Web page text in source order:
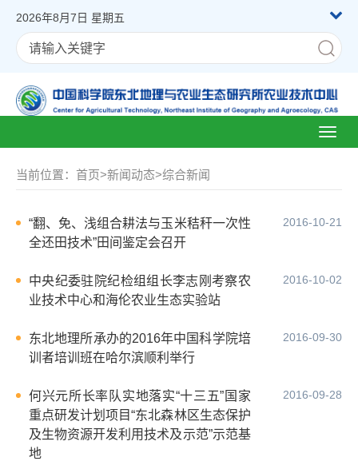
2026年8月7日 星期五
当前位置： 首页>新闻动态>综合新闻
“翻、免、浅组合耕法与玉米秸秆一次性
全还田技术”田间鉴定会召开
2016-10-21
中央纪委驻院纪检组组长李志刚考察农
业技术中心和海伦农业生态实验站
2016-10-02
东北地理所承办的2016年中国科学院培
训者培训班在哈尔滨顺利举行
2016-09-30
何兴元所长率队实地落实“十三五”国家
重点研发计划项目“东北森林区生态保护
及生物资源开发利用技术及示范”示范基
地
2016-09-28